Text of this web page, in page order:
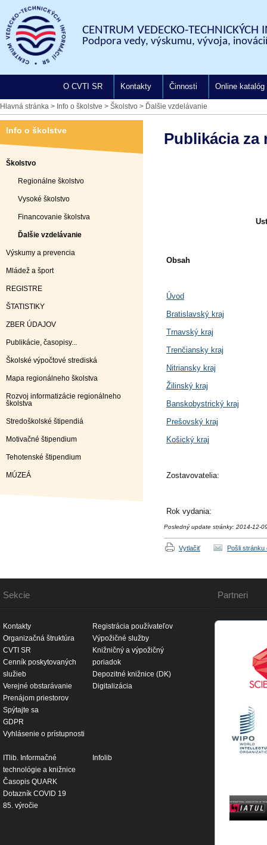
CENTRUM VEDECKO-TECHNICKÝCH
Podpora vedy, výskumu, vývoja,
O CVTI SR Kontakty Činnosti Online katalóg
Hlavná stránka > Info o školstve > Školstvo > Ďalšie vzdelávanie
Info o školstve
Školstvo
Regionálne školstvo
Vysoké školstvo
Financovanie školstva
Ďalšie vzdelávanie
Výskumy a prevencia
Mládež a šport
REGISTRE
ŠTATISTIKY
ZBER ÚDAJOV
Publikácie, časopisy...
Školské výpočtové strediská
Mapa regionálneho školstva
Rozvoj informatizácie regionálneho
školstva
Stredoškolské štipendiá
Motivačné štipendium
Tehotenské štipendium
MÚZEÁ
Publikácia za
Obsah
Úvod
Bratislavský kraj
Trnavský kraj
Trenčiansky kraj
Nitriansky kraj
Žilinský kraj
Banskobystrický kraj
Prešovský kraj
Košický kraj
Zostavovatelia:
Rok vydania:
Posledný update stránky: 2014-12-
Vytlačiť Pošli stránku
Sekcie
Kontakty
Organizačná štruktúra
CVTI SR
Cenník poskytovaných
služieb
Verejné obstarávanie
Prenájom priestorov
Spýtajte sa
GDPR
Vyhlásenie o prístupnosti
Registrácia používateľov
Výpožičné služby
Knižničný a výpožičný
poriadok
Depozitné knižnice (DK)
Digitalizácia
ITlib. Informačné
technológie a knižnice
Časopis QUARK
Dotazník COVID 19
85. výročie
Infolib
Partneri